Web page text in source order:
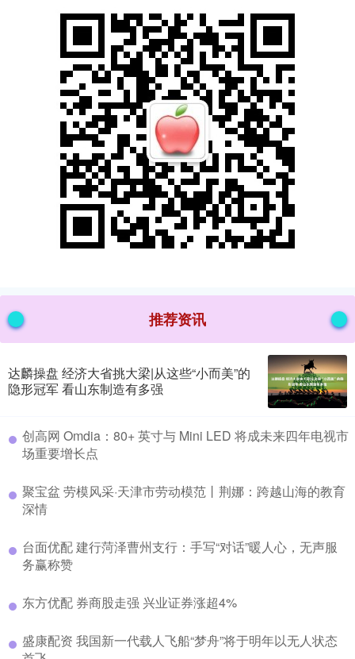
推荐资讯
达麟操盘 经济大省挑大梁|从这些“小而美”的
隐形冠军 看山东制造有多强
​创高网 Omdia：80+ 英寸与 Mini LED 将成未来四年电视市
场重要增长点
​聚宝盆 劳模风采·天津市劳动模范丨荆娜：跨越山海的教育
深情
​台面优配 建行菏泽曹州支行：手写“对话”暖人心，无声服
务赢称赞
​东方优配 券商股走强 兴业证券涨超4%
​盛康配资 我国新一代载人飞船“梦舟”将于明年以无人状态